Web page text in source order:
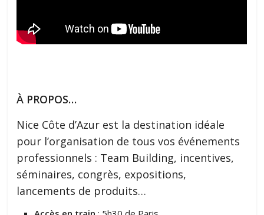
À PROPOS…
Nice Côte d’Azur est la destination idéale
pour l’organisation de tous vos événements
professionnels : Team Building, incentives,
séminaires, congrès, expositions,
lancements de produits…